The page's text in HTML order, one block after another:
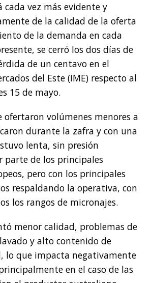
cada vez más evidente y
de la calidad de la oferta
de la demanda en cada
se cerró los dos días de
de un centavo en el
del Este (IME) respecto al
15 de mayo.
ofertaron volúmenes menores a
durante la zafra y con una
lenta, sin presión
parte de los principales
pero con los principales
respaldando la operativa, con
los rangos de micronajes.
menor calidad, problemas de
y alto contenido de
lo que impacta negativamente
en el caso de las